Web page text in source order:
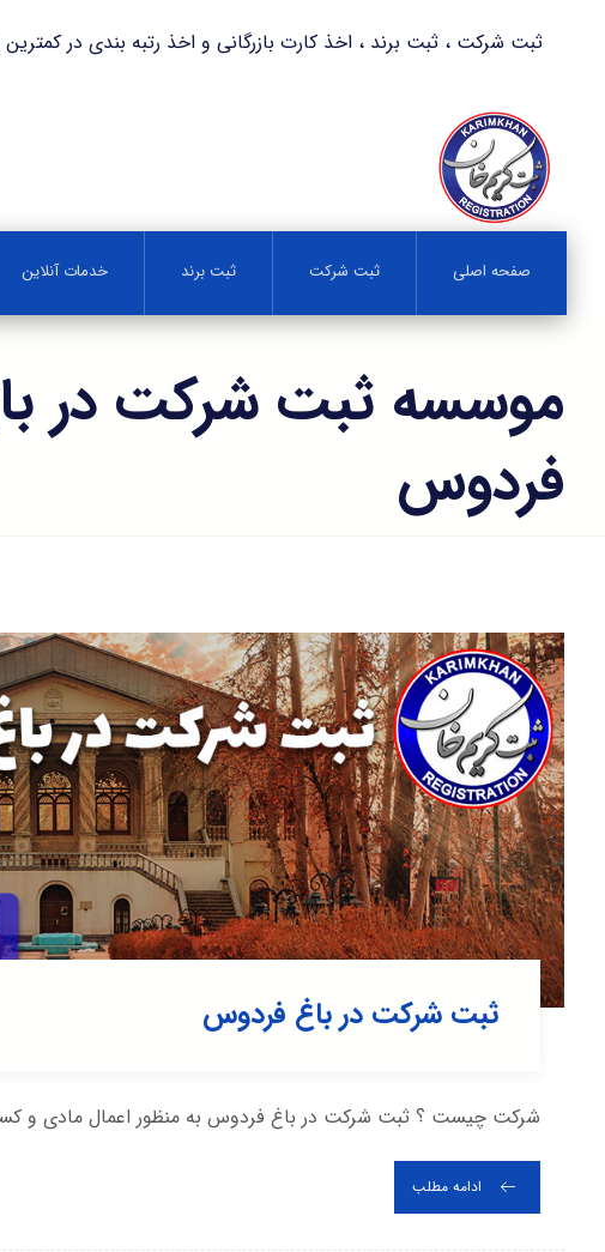
ثبت شرکت ، ثبت برند ، اخذ کارت بازرگانی و اخذ رتبه بندی در کمترین زمان با ثبت
صفحه اصلی ثبت شرکت ثبت برند خدمات آنلاین
موسسه ثبت شرکت در
فردوس
ثبت شرکت در باغ فردوس
شرکت چیست ؟ ثبت شرکت در باغ فردوس به منظور اعمال مادی و
ادامه مطلب